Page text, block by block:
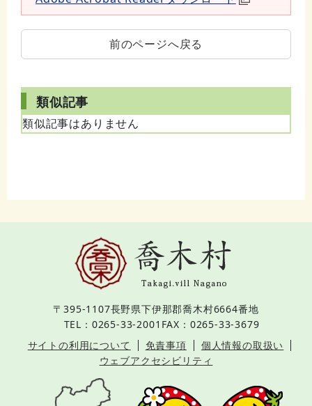
前のページへ戻る
類似記事
類似記事はありません
〒395-1107長野県下伊那郡喬木村6664番地
TEL：0265-33-2001 FAX：0265-33-3679
サイトの利用について
免責事項
個人情報の取扱い
ウェブアクセシビリティ